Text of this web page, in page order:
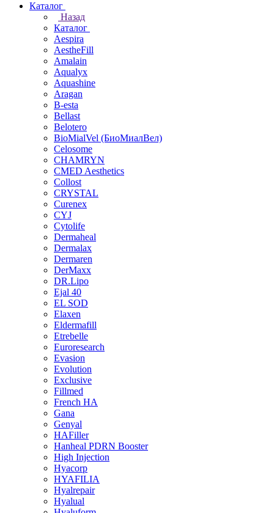
Каталог
Назад
Каталог
Aespira
AestheFill
Amalain
Aqualyx
Aquashine
Aragan
B-esta
Bellast
Belotero
BioMialVel (БиоМиалВел)
Celosome
CHAMRYN
CMED Aesthetics
Collost
CRYSTAL
Curenex
CYJ
Cytolife
Dermaheal
Dermalax
Dermaren
DerMaxx
DR.Lipo
Ejal 40
EL SOD
Elaxen
Eldermafill
Etrebelle
Euroresearch
Evasion
Evolution
Exclusive
Fillmed
French HA
Gana
Genyal
HAFiller
Hanheal PDRN Booster
High Injection
Hyacorp
HYAFILIA
Hyalrepair
Hyalual